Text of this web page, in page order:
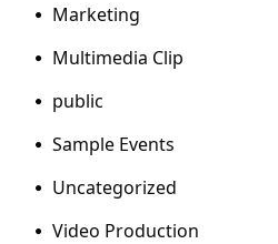
Marketing
Multimedia Clip
public
Sample Events
Uncategorized
Video Production